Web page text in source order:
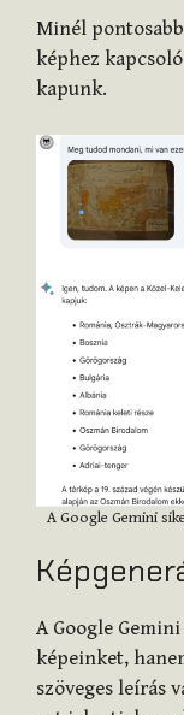
Minél
képhez
kapunk.
A Google Gemini
A Google
képeinket,
szöveges leírás